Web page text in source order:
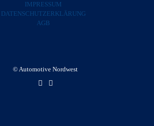
IMPRESSUM
DATENSCHUTZERKLÄRUNG
AGB
© Automotive Nordwest